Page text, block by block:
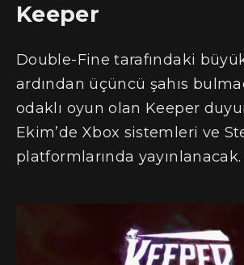
Keeper
Double-Fine tarafındaki
ardından üçüncü şahıs
odaklı oyun olan Keeper
Ekim’de Xbox sistemleri ve
platformlarında yayınlanacak.